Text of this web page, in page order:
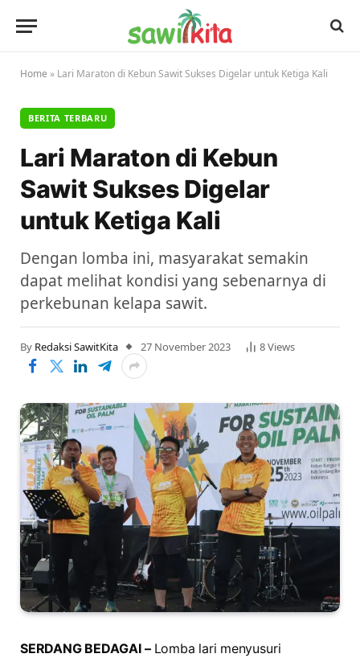
Home » Lari Maraton di Kebun Sawit Sukses Digelar untuk Ketiga Kali
BERITA TERBARU
Lari Maraton di Kebun
Sawit Sukses Digelar
untuk Ketiga Kali
Dengan lomba ini, masyarakat semakin
dapat melihat kondisi yang sebenarnya di
perkebunan kelapa sawit.
By Redaksi SawitKita 27 November 2023 8Views
SERDANG BEDAGAI –Lomba lari menyusuri